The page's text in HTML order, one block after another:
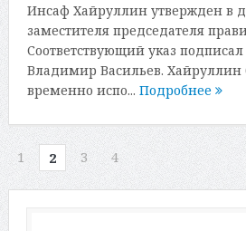
Инсаф Хайруллин утвержден в
заместителя председателя
Соответствующий указ
Владимир Васильев.
временно испо... Подробнее
1 2 3 4